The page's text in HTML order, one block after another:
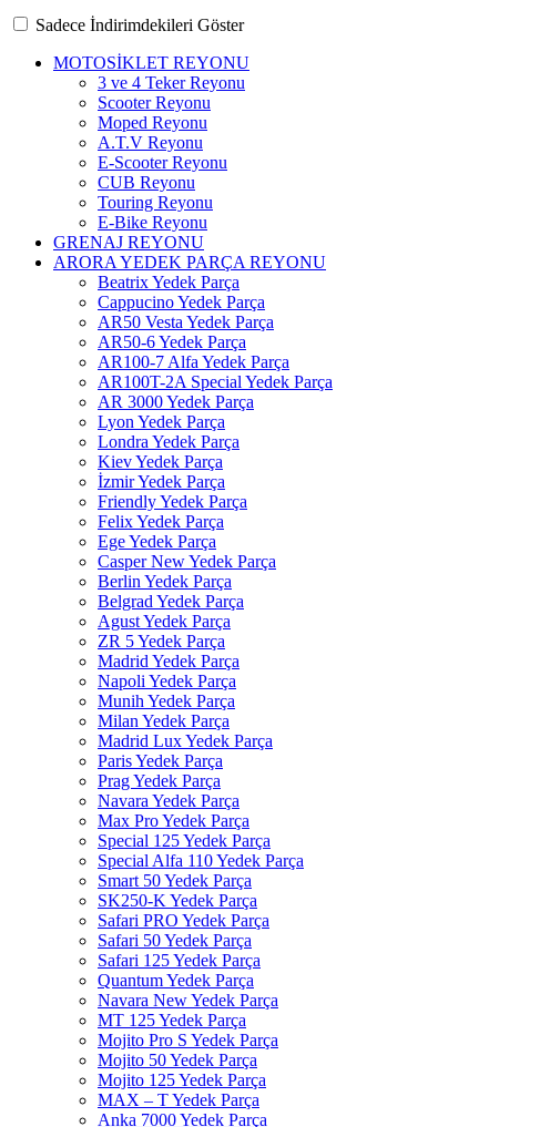
Sadece İndirimdekileri Göster
MOTOSİKLET REYONU
3 ve 4 Teker Reyonu
Scooter Reyonu
Moped Reyonu
A.T.V Reyonu
E-Scooter Reyonu
CUB Reyonu
Touring Reyonu
E-Bike Reyonu
GRENAJ REYONU
ARORA YEDEK PARÇA REYONU
Beatrix Yedek Parça
Cappucino Yedek Parça
AR50 Vesta Yedek Parça
AR50-6 Yedek Parça
AR100-7 Alfa Yedek Parça
AR100T-2A Special Yedek Parça
AR 3000 Yedek Parça
Lyon Yedek Parça
Londra Yedek Parça
Kiev Yedek Parça
İzmir Yedek Parça
Friendly Yedek Parça
Felix Yedek Parça
Ege Yedek Parça
Casper New Yedek Parça
Berlin Yedek Parça
Belgrad Yedek Parça
Agust Yedek Parça
ZR 5 Yedek Parça
Madrid Yedek Parça
Napoli Yedek Parça
Munih Yedek Parça
Milan Yedek Parça
Madrid Lux Yedek Parça
Paris Yedek Parça
Prag Yedek Parça
Navara Yedek Parça
Max Pro Yedek Parça
Special 125 Yedek Parça
Special Alfa 110 Yedek Parça
Smart 50 Yedek Parça
SK250-K Yedek Parça
Safari PRO Yedek Parça
Safari 50 Yedek Parça
Safari 125 Yedek Parça
Quantum Yedek Parça
Navara New Yedek Parça
MT 125 Yedek Parça
Mojito Pro S Yedek Parça
Mojito 50 Yedek Parça
Mojito 125 Yedek Parça
MAX – T Yedek Parça
Anka 7000 Yedek Parça